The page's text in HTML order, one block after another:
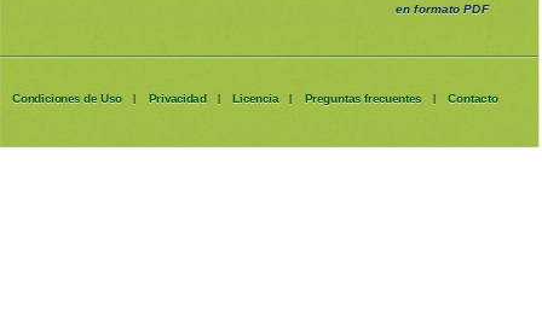
en formato PDF
Condiciones de Uso | Privacidad | Licencia | Preguntas frecuentes | Contacto